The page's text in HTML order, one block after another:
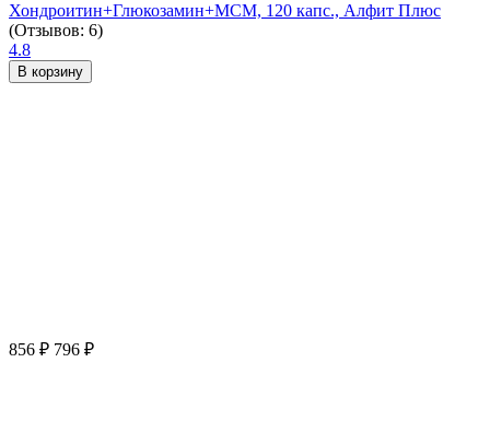
Хондроитин+Глюкозамин+МСМ, 120 капс., Алфит Плюс
(Отзывов: 6)
4.8
В корзину
856 ₽ 796 ₽